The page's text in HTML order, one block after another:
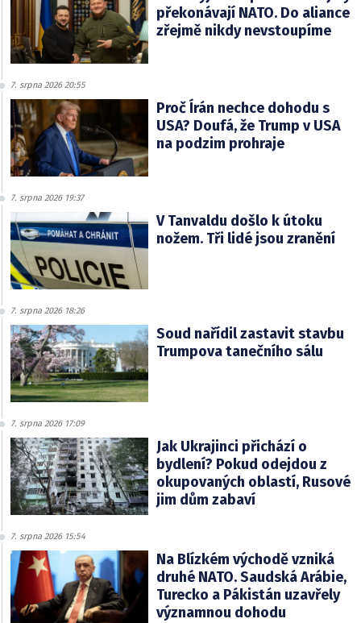
překonávají NATO. Do aliance
zřejmě nikdy nevstoupíme
7. srpna 2026 20:55
Proč Írán nechce dohodu s
USA? Doufá, že Trump v USA
na podzim prohraje
7. srpna 2026 19:37
V Tanvaldu došlo k útoku
nožem. Tři lidé jsou zranění
7. srpna 2026 18:26
Soud nařídil zastavit stavbu
Trumpova tanečního sálu
7. srpna 2026 17:09
Jak Ukrajinci přichází o
bydlení? Pokud odejdou z
okupovaných oblastí, Rusové
jim dům zabaví
7. srpna 2026 15:54
Na Blízkém východě vzniká
druhé NATO. Saudská Arábie,
Turecko a Pákistán uzavřely
významnou dohodu